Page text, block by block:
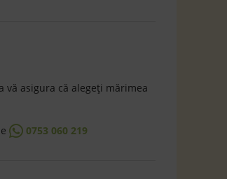
asigura că alegeţi mărimea
0753 060 219